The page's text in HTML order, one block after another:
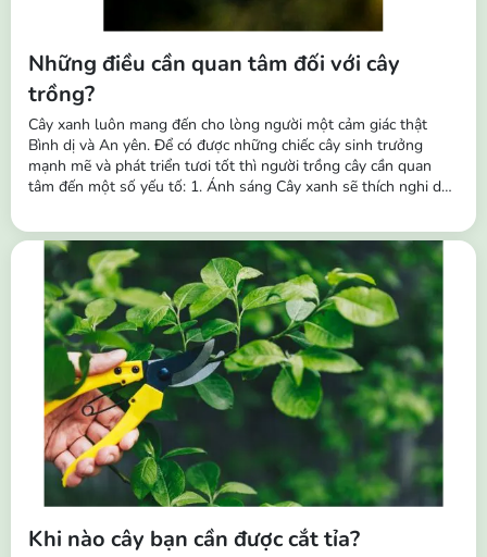
Những điều cần quan tâm đối với cây
trồng?
Cây xanh luôn mang đến cho lòng người một cảm giác thật
Bình dị và An yên. Để có được những chiếc cây sinh trưởng
mạnh mẽ và phát triển tươi tốt thì người trồng cây cần quan
tâm đến một số yếu tố: 1. Ánh sáng Cây xanh sẽ thích nghi dần
cũng sẽ thích nghi với các môi trường khác nhau. Vì vậy, ngoài
tác dụng trang trí,...
Khi nào cây bạn cần được cắt tỉa?